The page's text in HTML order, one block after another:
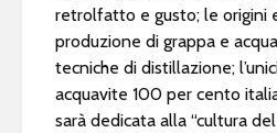
retrolfatto e gusto; le origini
produzione di grappa e
tecniche di distillazione;
acquavite 100 per cento
sarà dedicata alla “cultura